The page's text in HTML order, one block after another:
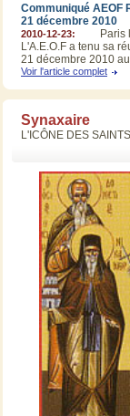
Communiqué AEOF
21 décembre 2010
2010-12-23:
Paris le
L'A.E.O.F a tenu sa
21 décembre 2010 au
Voir l'article complet
Synaxaire
L'ICÔNE DES